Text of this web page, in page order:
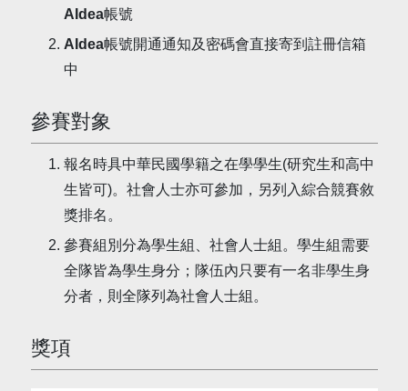
AIdea帳號
AIdea帳號開通通知及密碼會直接寄到註冊信箱
中
參賽對象
報名時具中華民國學籍之在學學生(研究生和高中
生皆可)。社會人士亦可參加，另列入綜合競賽敘
獎排名。
參賽組別分為學生組、社會人士組。學生組需要
全隊皆為學生身分；隊伍內只要有一名非學生身
分者，則全隊列為社會人士組。
獎項